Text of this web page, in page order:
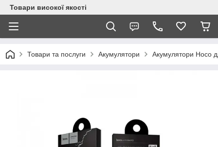
Товари високої якості
Товари та послуги Акумулятори Акумулятори Hoco